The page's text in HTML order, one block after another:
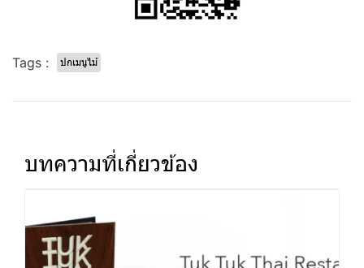
Tags : ปกเมนูไม้
บทความที่เกี่ยวข้อง